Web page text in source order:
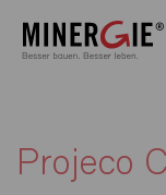
Projeco